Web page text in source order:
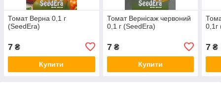
Томат Верна 0,1 г
(SeedEra)
7 ₴
Купити
Томат Вернісаж червоний
0,1 г (SeedEra)
7₴
Купити
0,1г
7 ₴